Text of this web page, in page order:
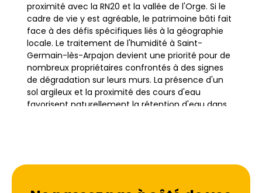
proximité avec la RN20 et la vallée de l'Orge. Si le
cadre de vie y est agréable, le patrimoine bâti fait
face à des défis spécifiques liés à la géographie
locale. Le traitement de l'humidité à Saint-
Germain-lès-Arpajon devient une priorité pour de
nombreux propriétaires confrontés à des signes
de dégradation sur leurs murs. La présence d'un
sol argileux et la proximité des cours d'eau
favorisent naturellement la rétention d'eau dans
L'humidité maison n'est pas qu'un problème